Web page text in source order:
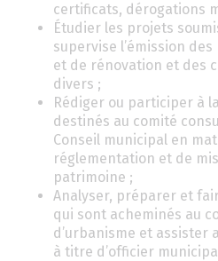
certificats, dérogations
Étudier les projets
supervise l’émission
et de rénovation et des
divers ;
Rédiger ou participer à
destinés au comité
Conseil municipal en
réglementation et de
patrimoine ;
Analyser, préparer et
qui sont acheminés au
d’urbanisme et assister
à titre d’officier